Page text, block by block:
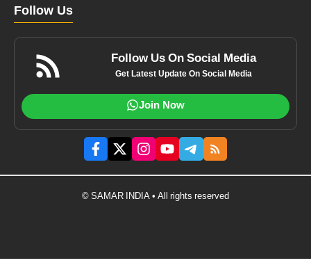
Follow Us
Follow Us On Social Media
Get Latest Update On Social Media
Join Now
© SAMAR INDIA • All rights reserved